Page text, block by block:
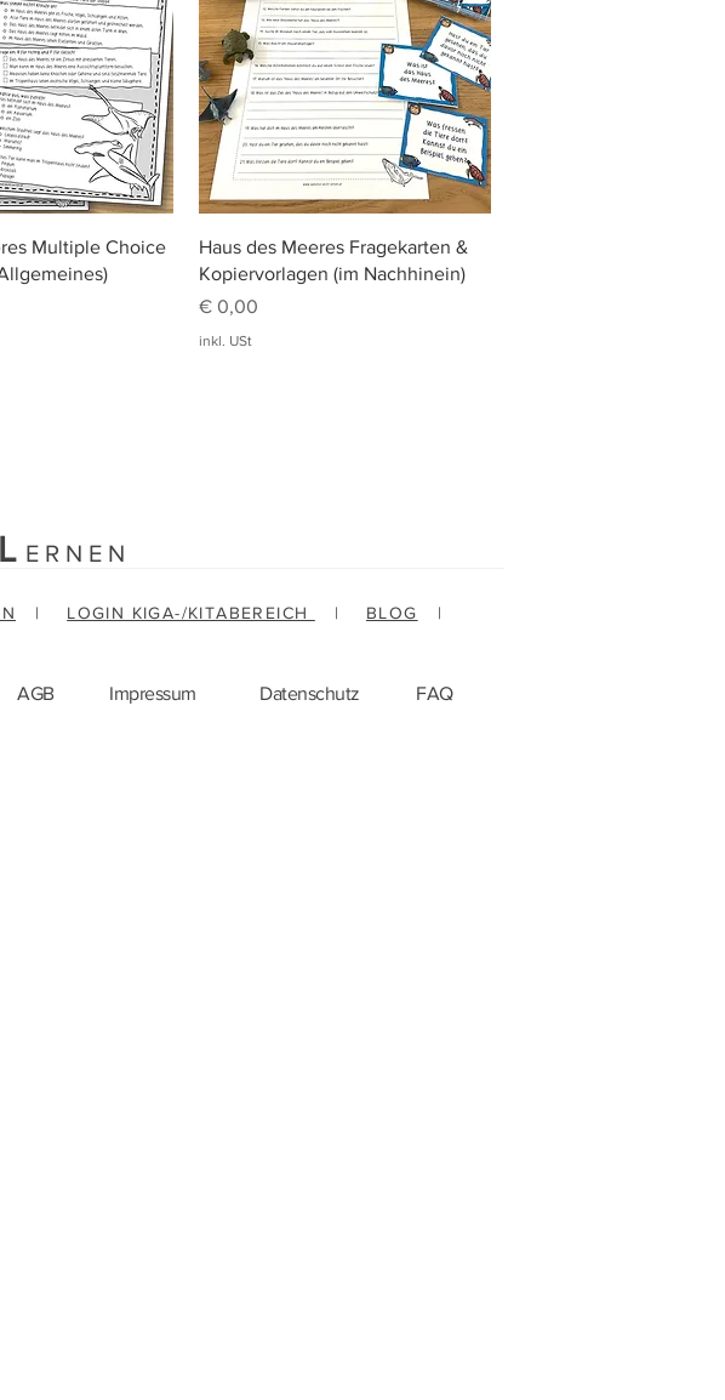
Multiple Choice
Schnellansicht
Haus des Meeres Fragekarten &
Kopiervorlagen (im Nachhinein)
Preis
€ 0,00
inkl. USt
L ERNEN
| LOGIN KIGA-/KITABEREICH | BLOG
|
AGB Impressum Datenschutz FAQ